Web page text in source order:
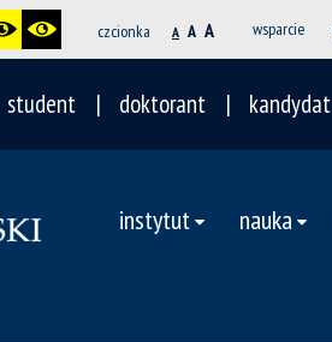
czcionka A A A wsparcie
student doktorant kandydat
instytut nauka